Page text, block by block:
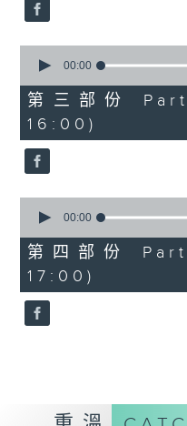
2. 「桃花緣」
由 梁兆明、蔣
3.「十奏嚴嵩之
由 麥炳榮、鳳
4.「一代天嬌 」
5.「西施之五湖
由 林錦堂、南
由 龍貫天、何
seconds
56
minutes,
20
seconds
00:00
第三部份
16:00)
seconds
56
minutes,
10
seconds
00:00
第四部份
17:00)